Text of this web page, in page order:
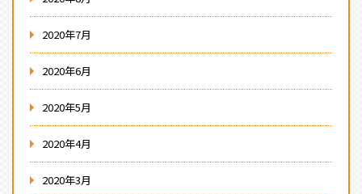
2020年7月
2020年6月
2020年5月
2020年4月
2020年3月